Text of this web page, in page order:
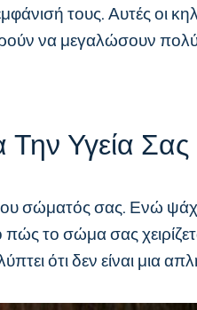
τους. Αυτές οι
να μεγαλώσουν
Την Υγεία Σας
σώματός σας. Ενώ
το σώμα σας
ότι δεν είναι μια